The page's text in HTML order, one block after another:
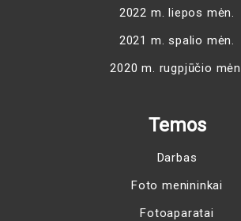
2022 m. liepos mėn.
2021 m. spalio mėn.
2020 m. rugpjūčio mėn.
Temos
Darbas
Foto menininkai
Fotoaparatai